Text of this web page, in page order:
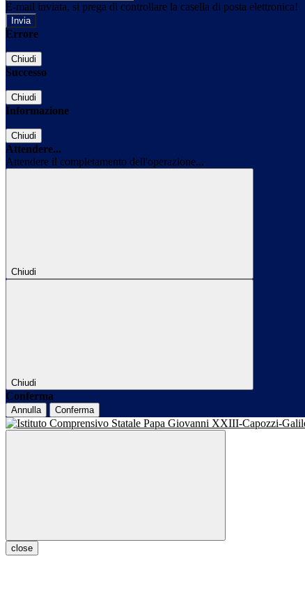
E-mail inviata, si prega di controllare la casella di posta elettronica!
Errore
Chiudi
Successo
Chiudi
Informazione
Chiudi
Attendere...
Attendere il completamento dell'operazione...
Chiudi
Chiudi
Conferma
Annulla Conferma
close